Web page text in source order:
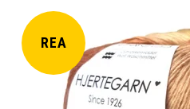
REA